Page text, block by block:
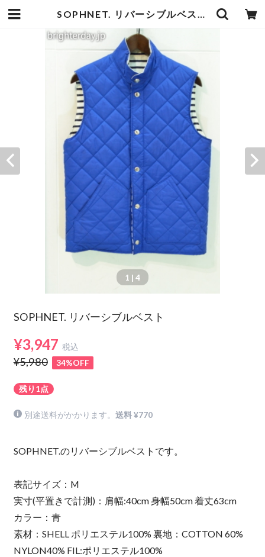
SOPHNET. リバーシブルベスト | goodbadstore
1 | 4
SOPHNET. リバーシブルベスト
¥3,947 税込
¥5,980 34%OFF
残り1点
別途送料がかかります。送料 ¥770
SOPHNET.のリバーシブルベストです。
表記サイズ：M
実寸(平置きで計測)：肩幅:40cm 身幅50cm 着丈63cm
カラー：青
素材：SHELL ポリエステル100% 裏地：COTTON 60%
NYLON40% FIL:ポリエステル100%